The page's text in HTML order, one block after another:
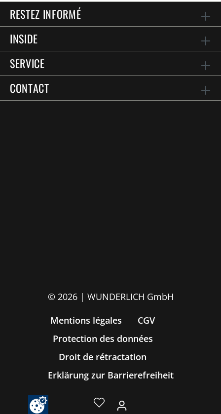
RESTEZ INFORMÉ
INSIDE
SERVICE
CONTACT
© 2026 | WUNDERLICH GmbH
Mentions légales
CGV
Protection des données
Droit de rétractation
Erklärung zur Barrierefreiheit